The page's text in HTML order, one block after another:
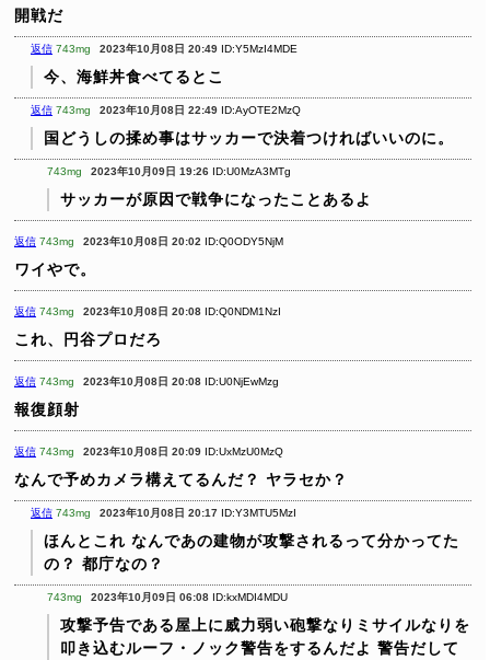
開戦だ
返信 743mg 2023年10月08日 20:49 ID:Y5MzI4MDE
今、海鮮丼食べてるとこ
返信 743mg 2023年10月08日 22:49 ID:AyOTE2MzQ
国どうしの揉め事はサッカーで決着つければいいのに。
743mg 2023年10月09日 19:26 ID:U0MzA3MTg
サッカーが原因で戦争になったことあるよ
返信 743mg 2023年10月08日 20:02 ID:Q0ODY5NjM
ワイやで。
返信 743mg 2023年10月08日 20:08 ID:Q0NDM1NzI
これ、円谷プロだろ
返信 743mg 2023年10月08日 20:08 ID:U0NjEwMzg
報復顔射
返信 743mg 2023年10月08日 20:09 ID:UxMzU0MzQ
なんで予めカメラ構えてるんだ？ ヤラセか？
返信 743mg 2023年10月08日 20:17 ID:Y3MTU5MzI
ほんとこれ なんであの建物が攻撃されるって分かってた
の？ 都庁なの？
743mg 2023年10月09日 06:08 ID:kxMDI4MDU
攻撃予告である屋上に威力弱い砲撃なりミサイルなりを
叩き込むルーフ・ノック警告をするんだよ 警告だして